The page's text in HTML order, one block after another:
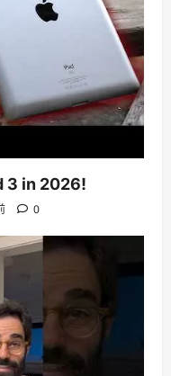
3 in 2026!
0